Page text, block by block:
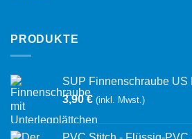
PRODUKTE
SUP Finnenschraube US
3,90€ (inkl. Mwst.)